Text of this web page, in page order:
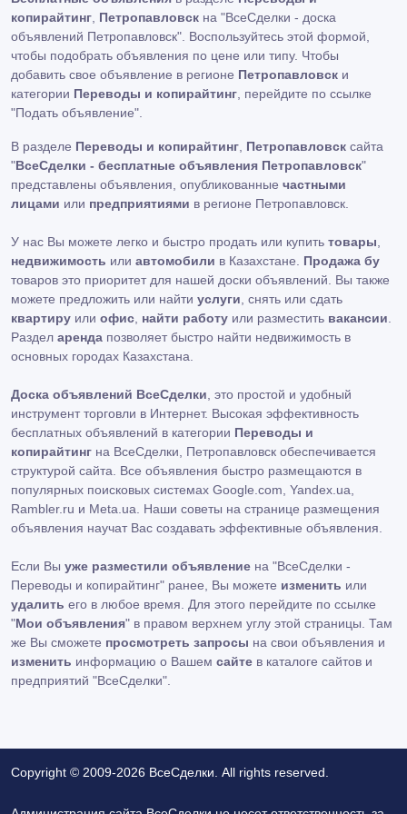
копирайтинг Петропавловск на "ВсеСделки - доска
объявлений Петропавловск". Воспользуйтесь этой формой,
чтобы подобрать объявления по цене или типу. Чтобы
добавить свое объявление в регионе Петропавловск и
категории Переводы и копирайтинг , перейдите по ссылке
"Подать объявление"
В разделе Переводы и копирайтинг Петропавловск сайта
"ВсеСделки - бесплатные объявления Петропавловск"
представлены объявления, опубликованные частными
лицами или предприятиями в регионе Петропавловск.
У нас Вы можете легко и быстро продать или купить товары
недвижимость или автомобили в Казахстане. Продажа бу
товаров это приоритет для нашей доски объявлений. Вы также
можете предложить или найти услуги , снять или сдать
квартиру или офис найти работу или разместить вакансии
Раздел аренда позволяет быстро найти недвижимость в
основных городах Казахстана.
Доска объявлений ВсеСделки , это простой и удобный
инструмент торговли в Интернет. Высокая эффективность
бесплатных объявлений в категории Переводы и
копирайтинг на ВсеСделки, Петропавловск обеспечивается
структурой сайта. Все объявления быстро размещаются в
популярных поисковых системах Google.com, Yandex.ua,
Rambler.ru и Meta.ua. Наши советы на странице размещения
объявления научат Вас создавать эффективные объявления.
Если Вы уже разместили объявление на "ВсеСделки -
Переводы и копирайтинг" ранее, Вы можете изменить или
удалить его в любое время. Для этого перейдите по ссылке
"Мои объявления" в правом верхнем углу этой страницы. Там
же Вы сможете просмотреть запросы на свои объявления и
изменить информацию о Вашем сайте в каталоге сайтов и
предприятий "ВсеСделки".
Copyright © 2009-2026 ВсеСделки. All rights reserved.